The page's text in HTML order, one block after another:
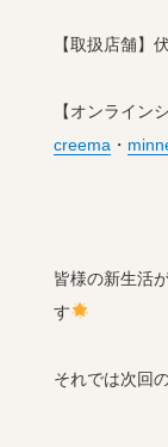
【取扱店舗】
【オンライン
creema ・
皆様の新生活
す
それでは次回